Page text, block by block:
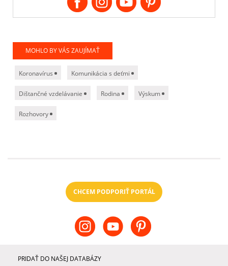
MOHLO BY VÁS ZAUJÍMAŤ
Koronavírus Komunikácia s deťmi
Dištančné vzdelávanie Rodina Výskum
Rozhovory
CHCEM PODPORIŤ PORTÁL
PRIDAŤ DO NAŠEJ DATABÁZY